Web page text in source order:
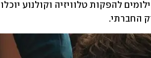
החברתי.